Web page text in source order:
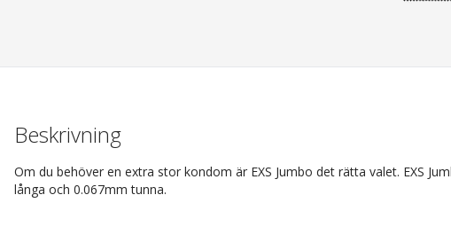
Beskrivning
Om du behöver en extra stor kondom är EXS Jumbo det rätta valet. EXS
långa och 0.067mm tunna.